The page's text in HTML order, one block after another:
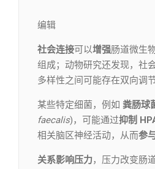
编辑​
社会连接可以增强肠道微生
组成；动物研究还发现，社
多样性之间可能存在双向调节
某些特定细菌，例如 粪肠球
faecalis)，可能通过抑制
相关脑区神经活动，从而参
关系影响压力，压力改变肠